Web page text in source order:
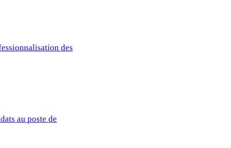
des
au poste de